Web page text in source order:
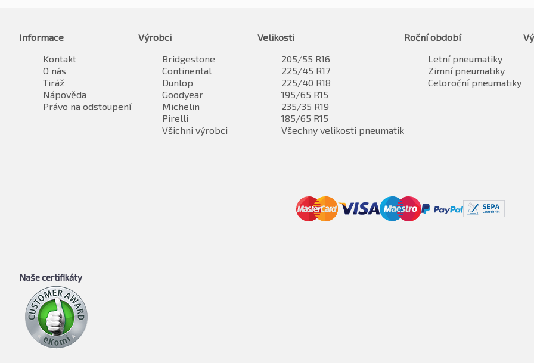
Informace
Kontakt
O nás
Tiráž
Nápověda
Právo na odstoupení
Výrobci
Bridgestone
Continental
Dunlop
Goodyear
Michelin
Pirelli
Všichni výrobci
Velikosti
205/55 R16
225/45 R17
225/40 R18
195/65 R15
235/35 R19
185/65 R15
Všechny velikosti pneumatik
Roční období
Letní pneumatiky
Zimní pneumatiky
Celoroční pneumatiky
Naše certifikáty